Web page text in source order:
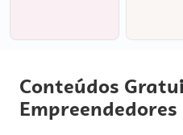
Conteúdos